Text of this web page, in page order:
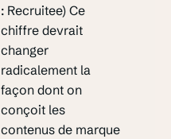
: Recruitee) Ce
chiffre devrait
changer
radicalement la
façon dont on
conçoit les
contenus de marque